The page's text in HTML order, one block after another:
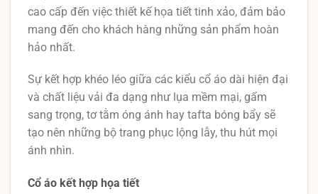
cao cấp đến việc thiết kế họa tiết tinh xảo, đảm bảo
mang đến cho khách hàng những sản phẩm hoàn
hảo nhất.
Sự kết hợp khéo léo giữa các kiểu cổ áo dài hiện đại
và chất liệu vải đa dạng như lụa mềm mại, gấm
sang trọng, tơ tằm óng ánh hay tafta bóng bẩy sẽ
tạo nên những bộ trang phục lộng lẫy, thu hút mọi
ánh nhìn.
Cổ áo kết hợp họa tiết